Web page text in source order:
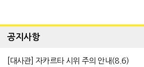
공지사항
[대사관] 자카르타 시위 주의 안내(8.6)